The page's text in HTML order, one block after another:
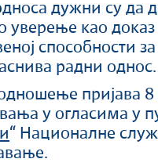
дужни су да
уверење као доказ
способности
радни однос.
пријава
у огласима у
“ Националне